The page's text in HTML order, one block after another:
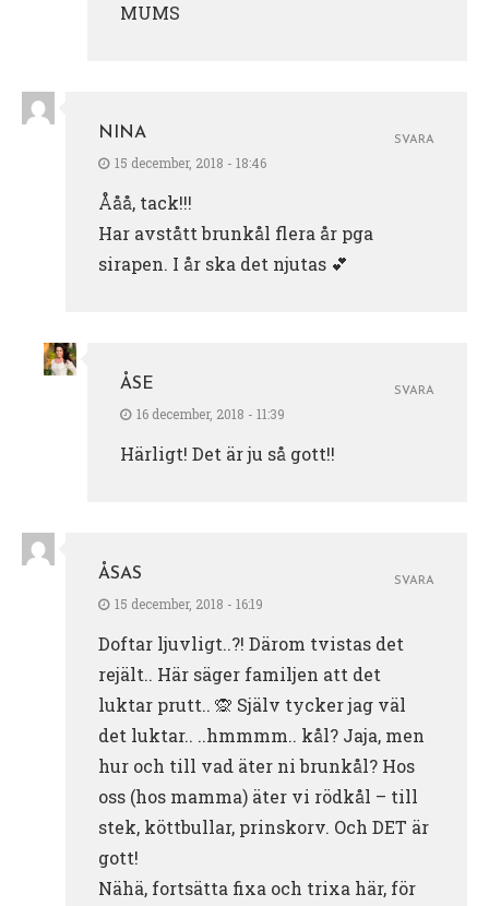
MUMS
NINA
15 december, 2018 - 18:46
Ååå, tack!!!
Har avstått brunkål flera år pga
sirapen. I år ska det njutas 💕
SVARA
ÅSE
16 december, 2018 - 11:39
Härligt! Det är ju så gott!!
SVARA
ÅSAS
15 december, 2018 - 16:19
Doftar ljuvligt..?! Därom tvistas det
rejält.. Här säger familjen att det
luktar prutt.. 🙊 Själv tycker jag väl
det luktar.. ..hmmmm.. kål? Jaja, men
hur och till vad äter ni brunkål? Hos
oss (hos mamma) äter vi rödkål – till
stek, köttbullar, prinskorv. Och DET är
gott!
Nähä, fortsätta fixa och trixa här, för
SVARA